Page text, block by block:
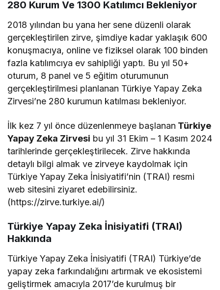
280 Kurum Ve 1300 Katılımcı Bekleniyor
2018 yılından bu yana her sene düzenli olarak
gerçekleştirilen zirve, şimdiye kadar yaklaşık 600
konuşmacıya, online ve fiziksel olarak 100 binden
fazla katılımcıya ev sahipliği yaptı. Bu yıl 50+
oturum, 8 panel ve 5 eğitim oturumunun
gerçekleştirilmesi planlanan Türkiye Yapay Zeka
Zirvesi’ne 280 kurumun katılması bekleniyor.
İlk kez 7 yıl önce düzenlenmeye başlanan Türkiye
Yapay Zeka Zirvesi bu yıl 31 Ekim – 1 Kasım 2024
tarihlerinde gerçekleştirilecek. Zirve hakkında
detaylı bilgi almak ve zirveye kaydolmak için
Türkiye Yapay Zeka İnisiyatifi’nin (TRAI) resmi
web sitesini ziyaret edebilirsiniz.
(https://zirve.turkiye.ai/)
Türkiye Yapay Zeka İnisiyatifi (TRAI)
Hakkında
Türkiye Yapay Zeka İnisiyatifi (TRAI) Türkiye’de
yapay zeka farkındalığını artırmak ve ekosistemi
geliştirmek amacıyla 2017’de kurulmuş bir